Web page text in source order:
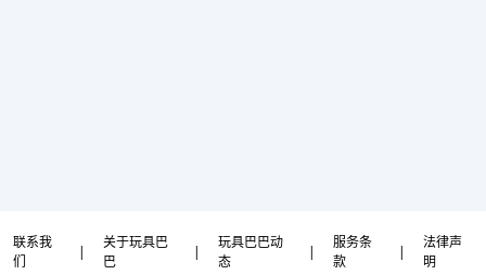
联系我
们
|
关于玩具巴
巴
|
玩具巴巴动
态
|
服务条
款
|
法律声
明